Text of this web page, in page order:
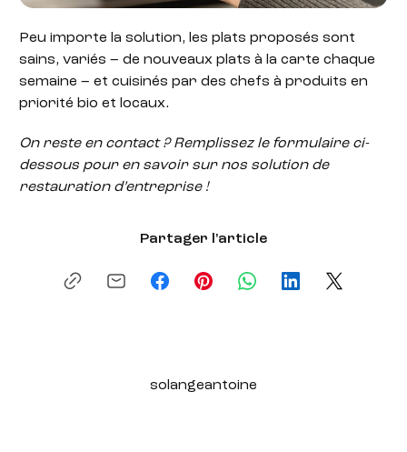
Peu importe la solution, les plats proposés sont
sains, variés – de nouveaux plats à la carte chaque
semaine – et cuisinés par des chefs à produits en
priorité bio et locaux.
On reste en contact ? Remplissez le formulaire ci-
dessous pour en savoir sur nos solution de
restauration d’entreprise !
Partager l'article
solangeantoine